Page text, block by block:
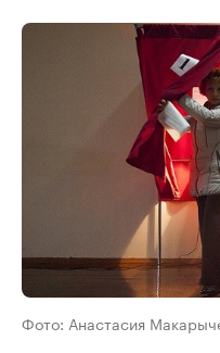
Фото: Анастасия